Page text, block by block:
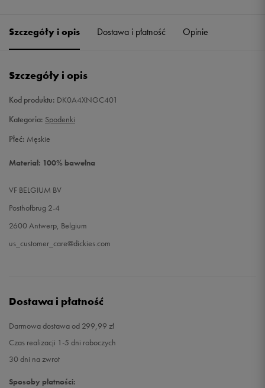
40 Powiadom o dostępności
Szczegóły i opis Dostawa i płatność Opinie
Szczegóły i opis
Kod produktu: DK0A4XNGC401
Kategoria: Spodenki
Płeć: Męskie
Materiał: 100% bawełna
VF BELGIUM BV
Posthofbrug 2-4
2600 Antwerp, Belgium
us_customer_care@dickies.com
Dostawa i płatność
Darmowa dostawa od 299,99 zł
Czas realizacji 1-5 dni roboczych
30 dni na zwrot
Sposoby płatności: